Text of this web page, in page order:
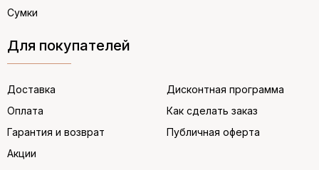
Сумки
Для покупателей
Доставка
Оплата
Гарантия и возврат
Акции
Дисконтная программа
Как сделать заказ
Публичная оферта